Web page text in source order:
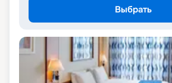
Выбрать